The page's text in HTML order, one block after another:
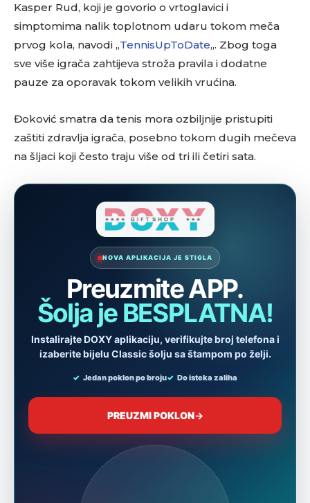
Kasper Rud, koji je govorio o vrtoglavici i
simptomima nalik toplotnom udaru tokom meča
prvog kola, navodi „TennisUpToDate„. Zbog toga
sve više igrača zahtijeva stroža pravila i dodatne
pauze za oporavak tokom velikih vrućina.
Đoković smatra da tenis mora ozbiljnije pristupiti
zaštiti zdravlja igrača, posebno tokom dugih mečeva
na šljaci koji često traju više od tri ili četiri sata.